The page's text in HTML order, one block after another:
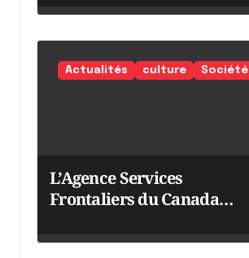
Actualités culture Société
L’Agence Services
Frontaliers du Canada